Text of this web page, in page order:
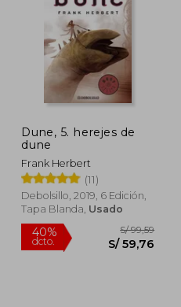
dcto.
Dune, 5. herejes de
dune
Frank Herbert
(11)
Debolsillo, 2019, 6 Edición,
Tapa Blanda, Usado